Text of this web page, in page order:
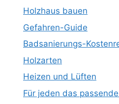
Holzhaus bauen
Gefahren-Guide
Badsanierungs-
Holzarten
Heizen und Lüften
Für jeden das